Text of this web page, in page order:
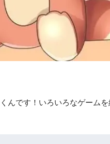
んです！いろいろなゲーム